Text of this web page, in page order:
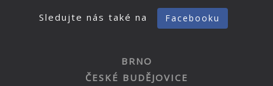
Sledujte nás také na Facebooku
BRNO
ČESKÉ BUDĚJOVICE